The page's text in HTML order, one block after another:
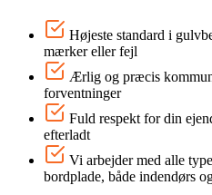
Højeste standard i
mærker eller fejl
Ærlig og præcis
forventninger
Fuld respekt for din
efterladt
Vi arbejder med alle
bordplade, både indendørs